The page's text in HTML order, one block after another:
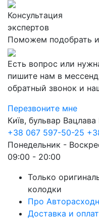
Консультация
экспертов
Поможем подобрать
Есть вопрос или
пишите нам в
обратный звонок и
Перезвоните мне
Київ, бульвар Вацлава
+38 067 597-50-25
Понедельник -
09:00 - 20:00
Только
колодки
Про
Доставка и